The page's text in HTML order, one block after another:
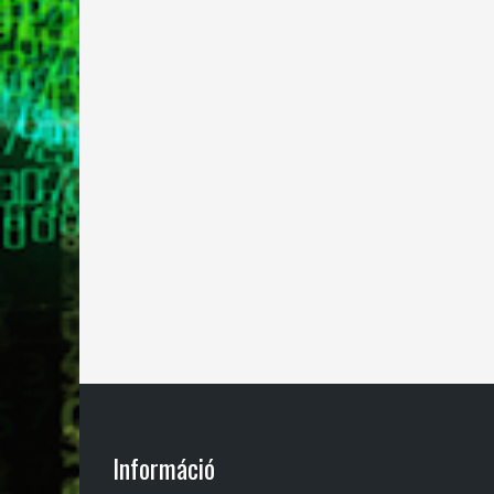
Információ